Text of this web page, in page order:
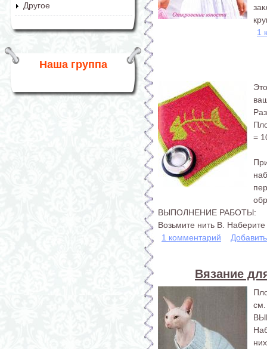
Другое
Наша группа
1
=
ВЫПОЛНЕНИЕ РАБОТЫ:
Возьмите нить В.
1 комментарий
Вязание
см.